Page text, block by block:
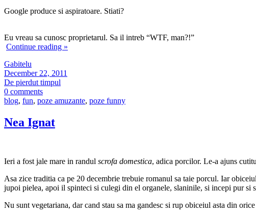
Google produce si aspiratoare. Stiati?
Eu vreau sa cunosc proprietarul. Sa il intreb “WTF, man?!”
Continue reading »
Gabitelu
December 22, 2011
De pierdut timpul
0 comments
blog, fun, poze amuzante, poze funny
Nea Ignat
Ieri a fost jale mare in randul scrofa domestica, adica porcilor. Le-a ajuns
Asa zice traditia ca pe 20 decembrie trebuie romanul sa taie porcul. Iar
jupoi pielea, apoi il spinteci si culegi din el organele, slaninile, si incepi pur si
Nu sunt vegetariana, dar cand stau sa ma gandesc si rup obiceiul asta din